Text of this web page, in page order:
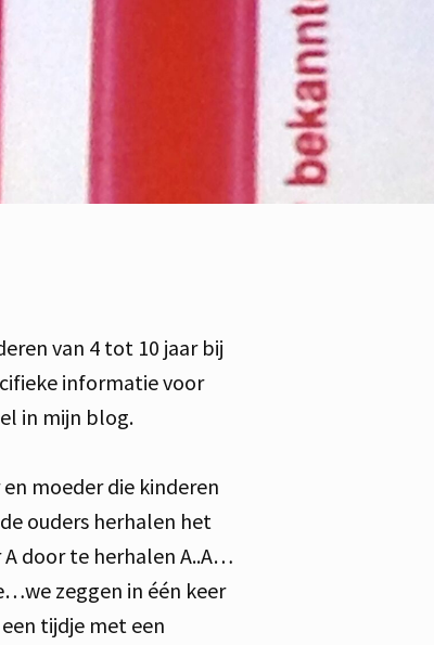
van 4 tot 10 jaar bij
informatie voor
in mijn blog.
moeder die kinderen
ouders herhalen het
door te herhalen A..A…
zeggen in één keer
tijdje met een